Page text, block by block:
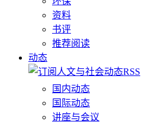
资料
书评
推荐阅读
动态
国内动态
国际动态
讲座与会议